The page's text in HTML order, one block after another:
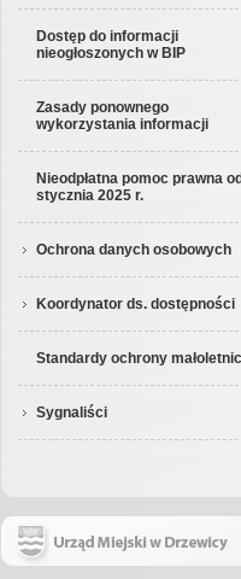
Dostęp do informacji
nieogłoszonych w BIP
Zasady ponownego
wykorzystania informacji
Nieodpłatna pomoc prawna
stycznia 2025 r.
Ochrona danych osobowych
Koordynator ds. dostępności
Standardy ochrony
Sygnaliści